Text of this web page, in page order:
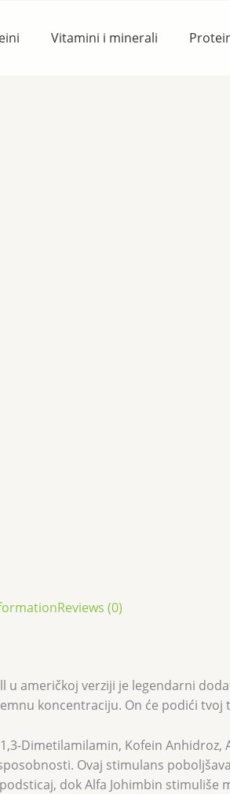
Vitamini i minerali
Reviews (0)
u američkoj verziji je legendarni
koncentraciju. On će podići tvoj
Dimetilamilamin, Kofein
Ovaj stimulans
dok Alfa Johimbin